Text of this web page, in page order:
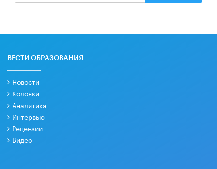
ВЕСТИ ОБРАЗОВАНИЯ
Новости
Колонки
Аналитика
Интервью
Рецензии
Видео